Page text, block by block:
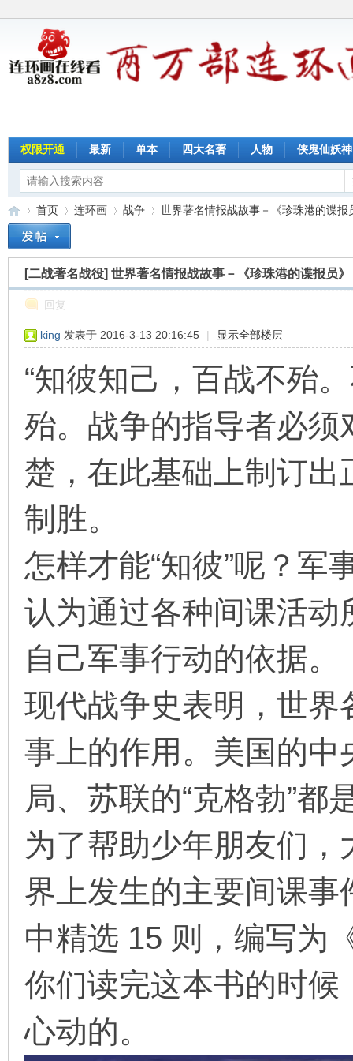
权限开通 最新 单本 四大名著 人物 侠鬼仙妖神
»
首页
›
连环画
›
战争
›
世界著名情报战故事－《珍珠港的谍报
[二战著名战役] 世界著名情报战故事－《珍珠港的谍报员》
回复
king 发表于 2016-3-13 20:16:45 | 显示全部楼层
“知彼知己，百战不殆
殆。战争的指导者必
楚，在此基础上制订
制胜。
怎样才能“知彼”呢？军
认为通过各种间课活
自己军事行动的依据。
现代战争史表明，世界
事上的作用。美国的
局、苏联的“克格勃”都
为了帮助少年朋友们
界上发生的主要间课
中精选 15 则，编写为
你们读完这本书的时
心动的。